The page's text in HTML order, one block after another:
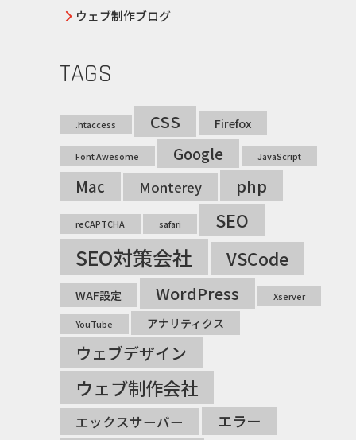
ウェブ制作ブログ
TAGS
.htaccess CSS Firefox
Font Awesome Google JavaScript
Mac Monterey php
reCAPTCHA safari SEO
SEO対策会社 VSCode
WAF設定 WordPress Xserver
YouTube アナリティクス
ウェブデザイン
ウェブ制作会社
エックスサーバー エラー